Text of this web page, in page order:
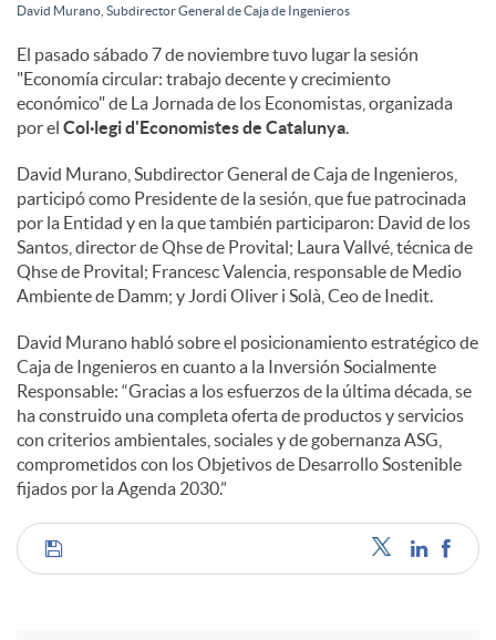
c
o
n
t
e
n
i
d
David Murano, Subdirector General de Caja de Ingenieros
El pasado sábado 7 de noviembre tuvo lugar la sesión
"Economía circular: trabajo decente y crecimiento
económico" de La Jornada de los Economistas, organizada
por el Col·legi d'Economistes de Catalunya.
David Murano, Subdirector General de Caja de Ingenieros,
participó como Presidente de la sesión, que fue patrocinada
por la Entidad y en la que también participaron: David de los
Santos, director de Qhse de Provital; Laura Vallvé, técnica de
Qhse de Provital; Francesc Valencia, responsable de Medio
Ambiente de Damm; y Jordi Oliver i Solà, Ceo de Inedit.
David Murano habló sobre el posicionamiento estratégico de
Caja de Ingenieros en cuanto a la Inversión Socialmente
Responsable: “Gracias a los esfuerzos de la última década, se
ha construido una completa oferta de productos y servicios
con criterios ambientales, sociales y de gobernanza ASG,
comprometidos con los Objetivos de Desarrollo Sostenible
fijados por la Agenda 2030.”
C